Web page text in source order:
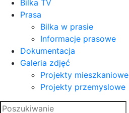
Bilka TV
Prasa
Bilka w prasie
Informacje prasowe
Dokumentacja
Galeria zdjęć
Projekty mieszkaniowe
Projekty przemyslowe
Szukaj: